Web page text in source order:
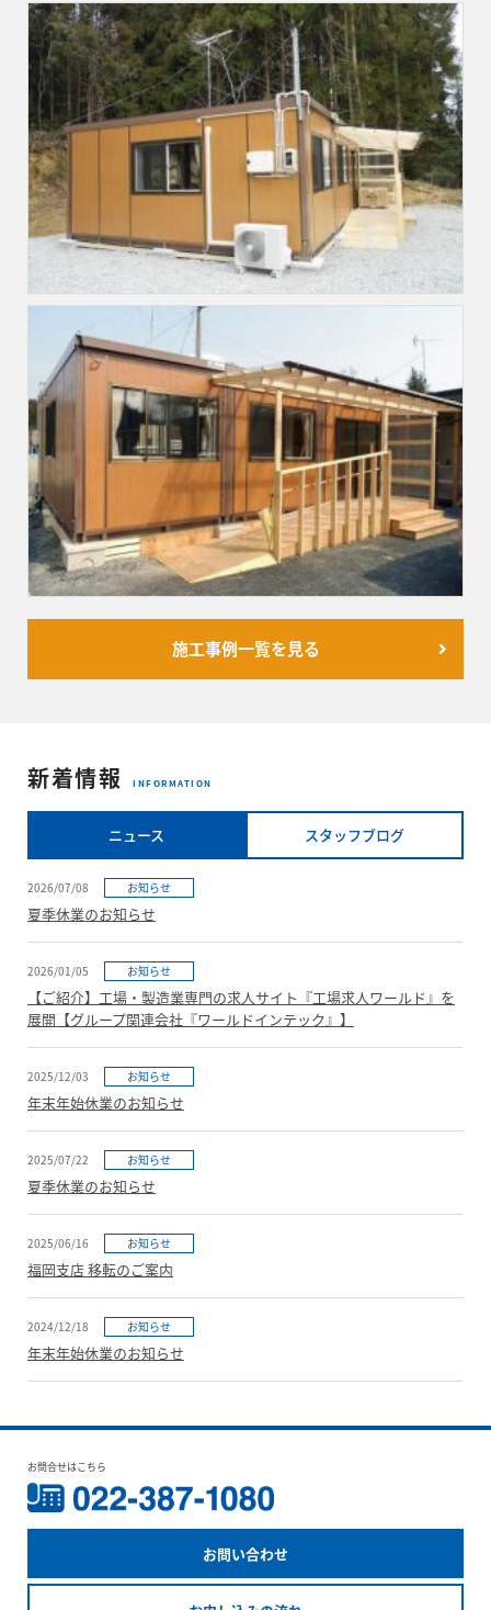
施工事例一覧を見る
新着情報 INFORMATION
ニュース スタッフブログ
2026/07/08 お知らせ
夏季休業のお知らせ
2026/01/05 お知らせ
【ご紹介】工場・製造業専門の求人サイト『工場求人ワールド』を
展開【グループ関連会社『ワールドインテック』】
2025/12/03 お知らせ
年末年始休業のお知らせ
2025/07/22 お知らせ
夏季休業のお知らせ
2025/06/16 お知らせ
福岡支店 移転のご案内
2024/12/18 お知らせ
年末年始休業のお知らせ
お問合せはこちら
お問い合わせ